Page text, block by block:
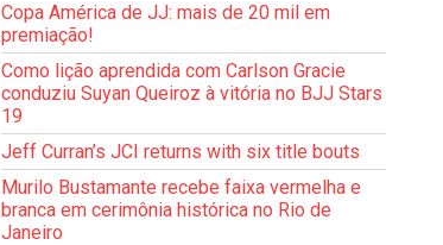
Copa América de JJ: mais de 20 mil em
premiação!
Como lição aprendida com Carlson Gracie
conduziu Suyan Queiroz à vitória no BJJ Stars
19
Jeff Curran’s JCI returns with six title bouts
Murilo Bustamante recebe faixa vermelha e
branca em cerimônia histórica no Rio de
Janeiro